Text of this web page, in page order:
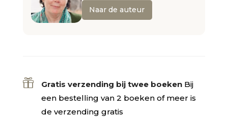
Naar de auteur
 Gratis verzending bij twee boeken Bij
een bestelling van 2 boeken of meer is
de verzending gratis